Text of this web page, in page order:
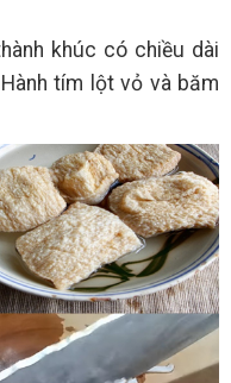
khúc có chiều dài
tím lột vỏ và băm